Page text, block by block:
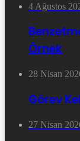
4 Ağustos
Örnek
28 Nisan
Görev
27 Nisan